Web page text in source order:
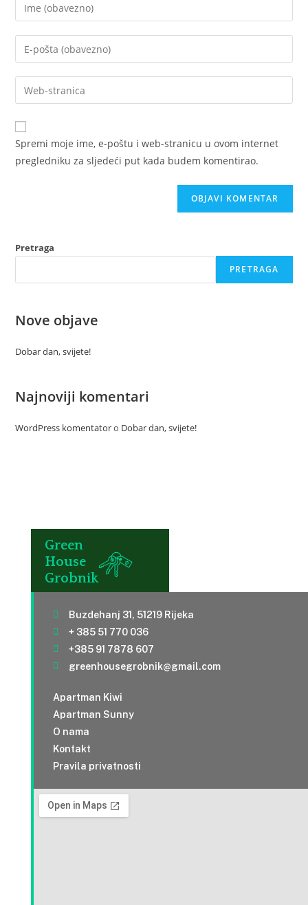
Spremi moje ime, e-poštu i web-stranicu u ovom internet
pregledniku za sljedeći put kada budem komentirao.
Pretraga
PRETRAGA
Nove objave
Dobar dan, svijete!
Najnoviji komentari
WordPress komentatoro Dobar dan, svijete!
Green
House
Grobnik
Buzdehanj 31, 51219 Rijeka
+ 385 51 770 036
+385 91 7878 607
greenhousegrobnik@gmail.com
Apartman Kiwi
Apartman Sunny
O nama
Kontakt
Pravila privatnosti